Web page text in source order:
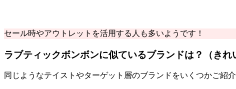
セール時やアウトレットを活用する人も多いようです！
ラブティックボンボンに似ているブランドは？（きれ
同じようなテイストやターゲット層のブランドをいくつかご紹介